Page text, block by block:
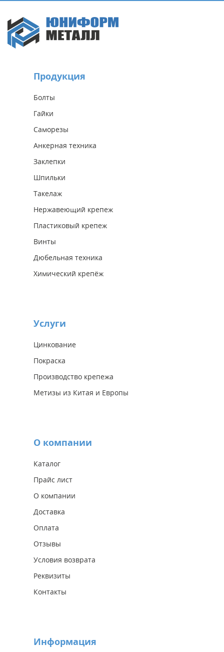
Продукция
Болты
Гайки
Саморезы
Анкерная техника
Заклепки
Шпильки
Такелаж
Нержавеющий крепеж
Пластиковый крепеж
Винты
Дюбельная техника
Химический крепёж
Услуги
Цинкование
Покраска
Производство крепежа
Метизы из Китая и Европы
О компании
Каталог
Прайс лист
О компании
Доставка
Оплата
Отзывы
Условия возврата
Реквизиты
Контакты
Информация